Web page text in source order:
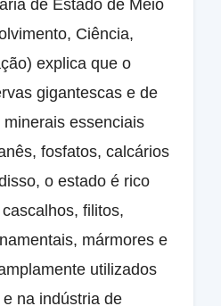
de Estado de Meio
Ciência,
explica que o
gigantescas e de
essenciais
fosfatos, calcários
o estado é rico
filitos,
mármores e
utilizados
na indústria de